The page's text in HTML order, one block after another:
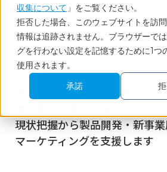
収集について 」をご覧ください。
拒否した場合、このウェブサイトを訪
情報は追跡されません。ブラウザーで
グを行わない設定を記憶するために1
使用されます。
承諾
目的別に探す
経営者、役職者、意思決
長年の実績・知見と日経グル
現状把握から製品開発・新事
マーケティングを支援します